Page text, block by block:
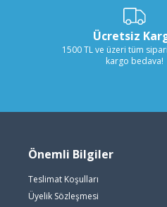
Ücretsiz
1500 TL ve üzeri tüm
kargo bedava!
Önemli Bilgiler
Teslimat Koşulları
Üyelik Sözleşmesi